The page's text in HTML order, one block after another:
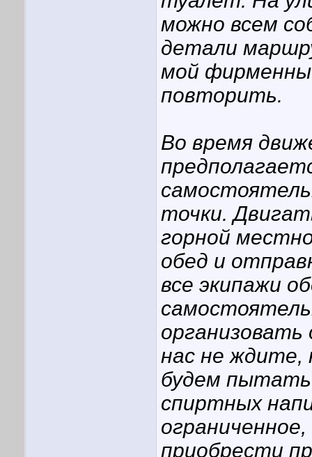
можно всем
детали
мой
повторить.
Во время
точки.
горной
обед и
все экипажи
нас не ждите,
будем
спиртных
приобрести